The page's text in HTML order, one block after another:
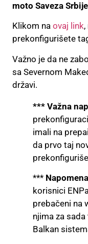
moto Saveza Srbije
Klikom na ovaj link
prekonfigurišete
Važno je da ne
sa Severnom
državi.
*** Važna
imali na
da prvo taj
*** Napomena
korisnici
prebačeni na
njima za
Balkan